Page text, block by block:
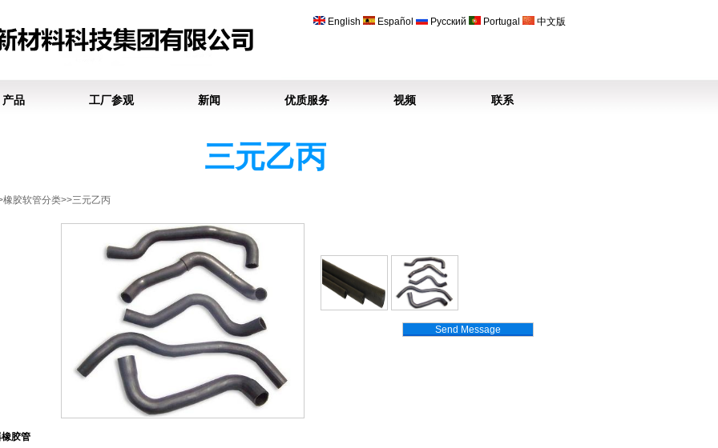
English Español Русский Portugal 中文版
产品 工厂参观 新闻 优质服务 视频 联系
三元乙丙
橡胶软管分类>>三元乙丙
Send Message
胶管